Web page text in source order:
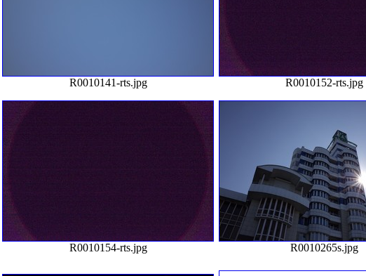
R0010141-rts.jpg R0010152-rts.jpg
R0010154-rts.jpg R0010265s.jpg